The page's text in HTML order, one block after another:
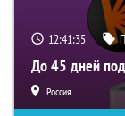
12:41:34
До 45 дней
Россия